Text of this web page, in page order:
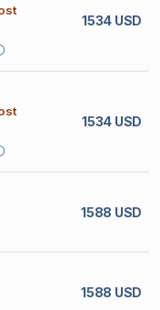
1534 USD
1534 USD
1588 USD
1588 USD